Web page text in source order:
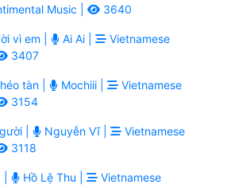
Music |
3640
vì em | Ai Ai |
Vietnamese
3407
tàn | Mochiii |
Vietnamese
3154
| Nguyễn Vĩ |
Vietnamese
3118
Hồ Lệ Thu |
Vietnamese